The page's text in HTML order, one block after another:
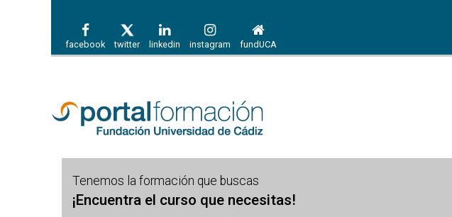
facebook twitter linkedin instagram fundUCA
Tenemos la formación que buscas
¡Encuentra el curso que necesitas!